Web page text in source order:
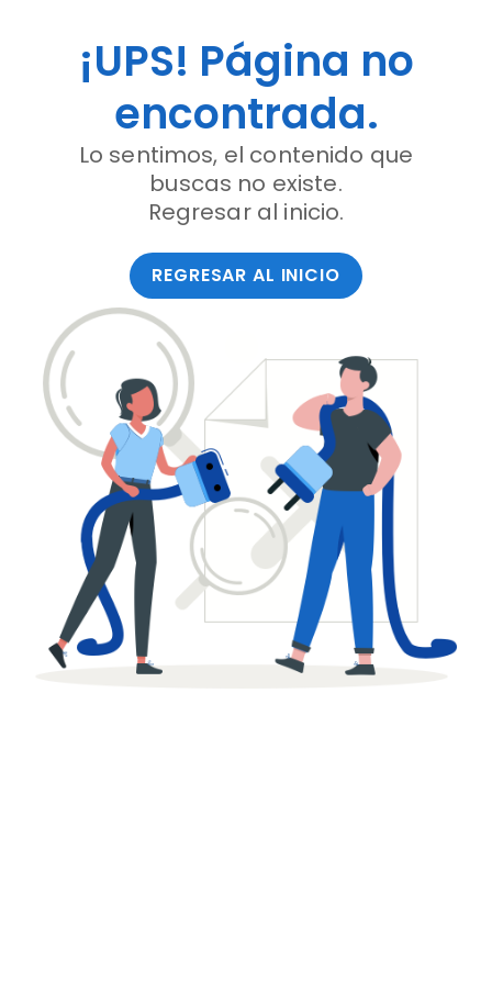
¡UPS! Página no
encontrada.
Lo sentimos, el contenido que
buscas no existe.
Regresar al inicio.
REGRESAR AL INICIO